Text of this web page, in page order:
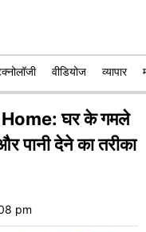
वीडियोज व्यापार
घर के गमले
पानी देने का तरीका
pm